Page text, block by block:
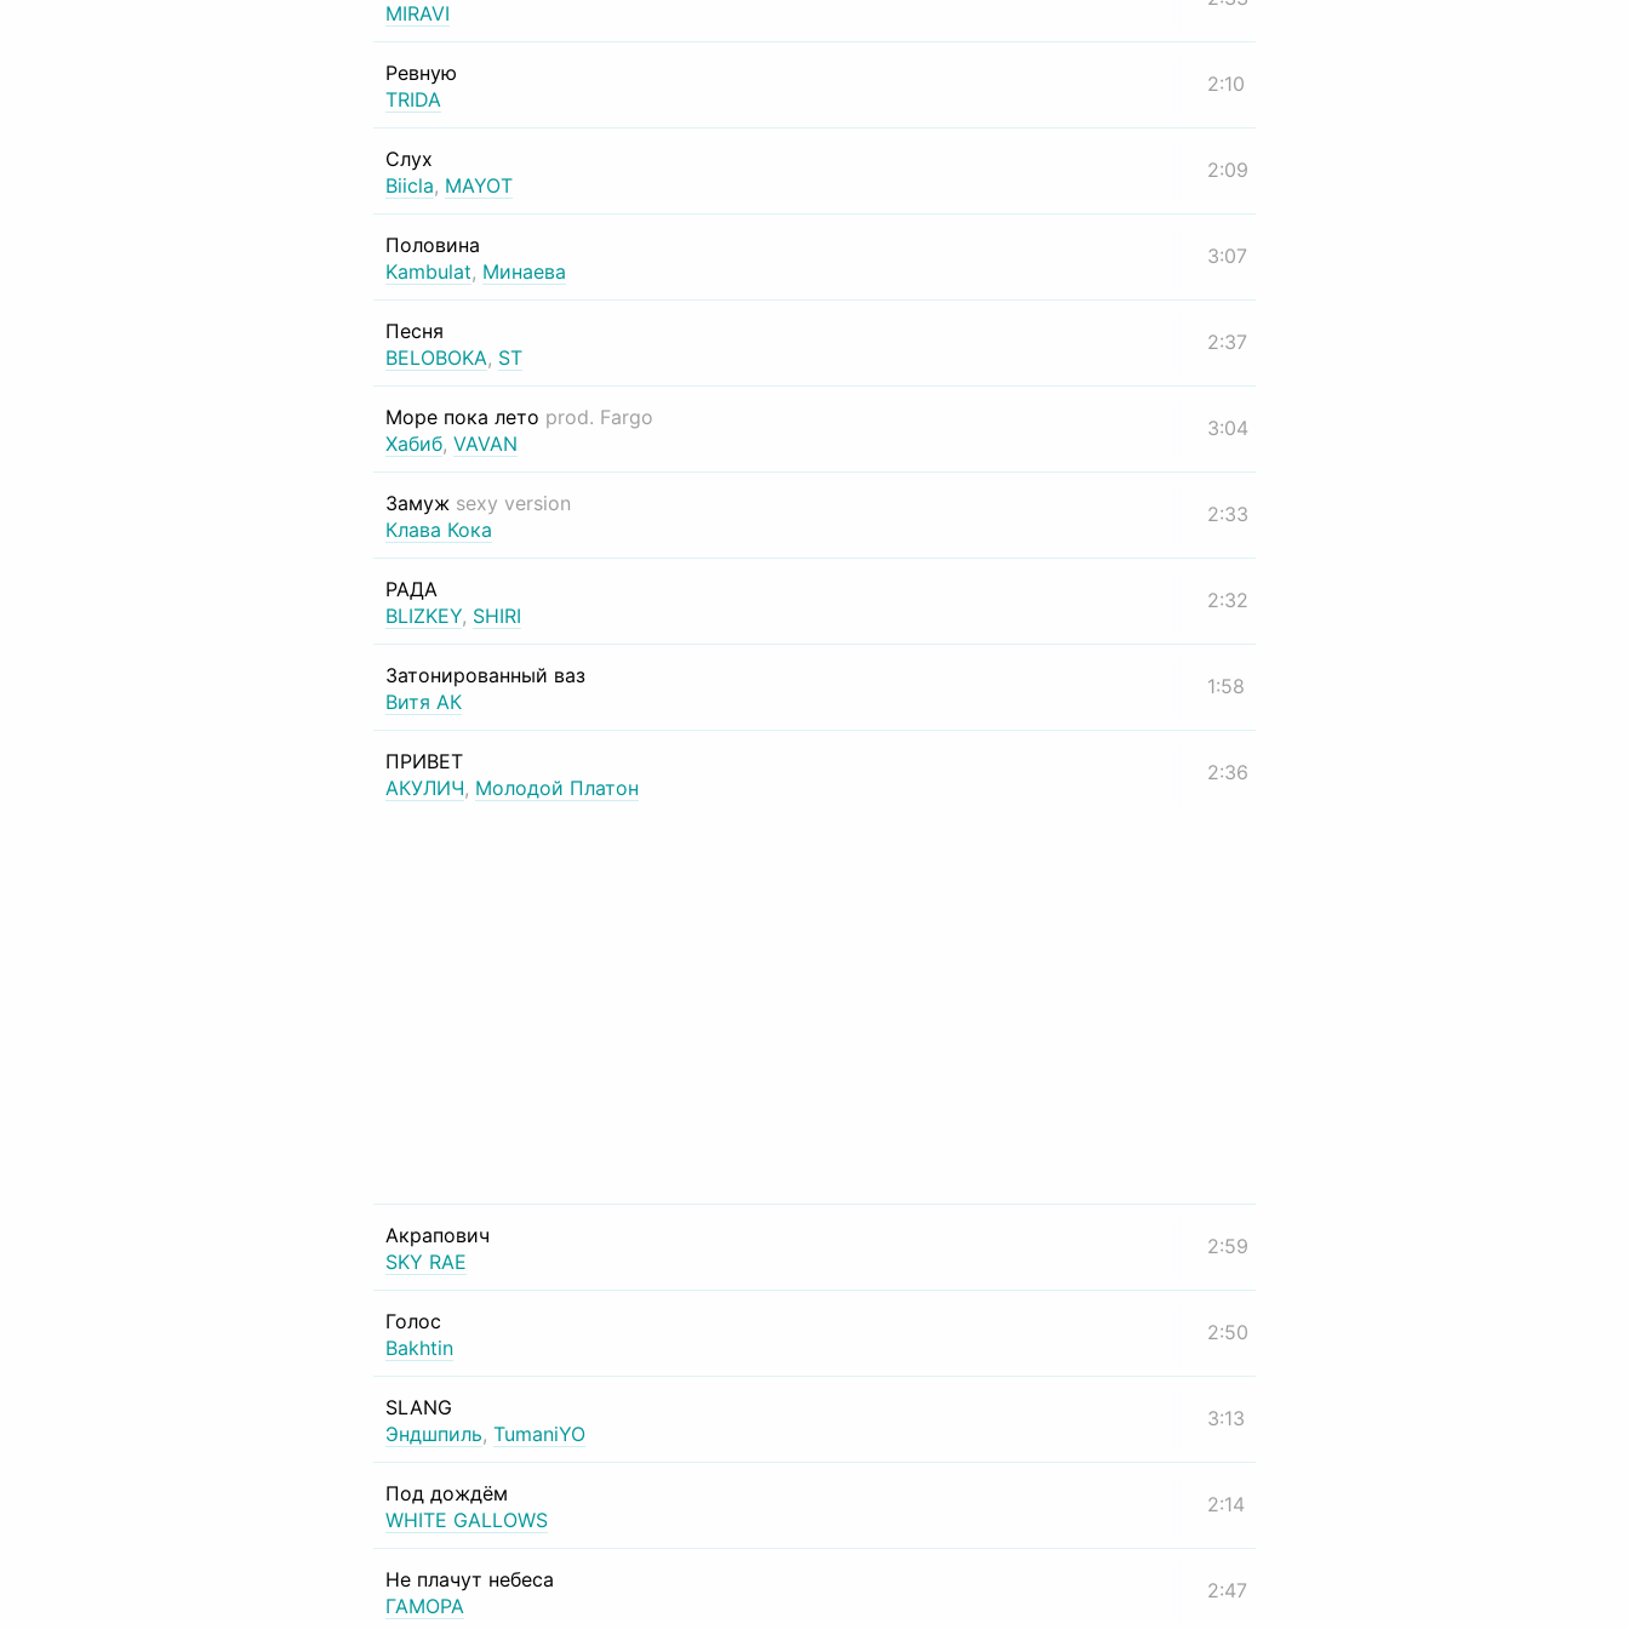
MIRAVI
Ревную
TRIDA
2:10
Слух
Biicla, MAYOT
2:09
Половина
Kambulat, Минаева
3:07
Песня
BELOBOKA, ST
2:37
Море пока лето prod. Fargo
Хабиб, VAVAN
3:04
Замуж sexy version
Клава Кока
2:33
РАДА
BLIZKEY, SHIRI
2:32
Затонированный ваз
Витя АК
1:58
ПРИВЕТ
АКУЛИЧ, Молодой Платон
2:36
Акрапович
SKY RAE
2:59
Голос
Bakhtin
2:50
SLANG
Эндшпиль, TumaniYO
3:13
Под дождём
WHITE GALLOWS
2:14
Не плачут небеса
ГАМОРА
2:47